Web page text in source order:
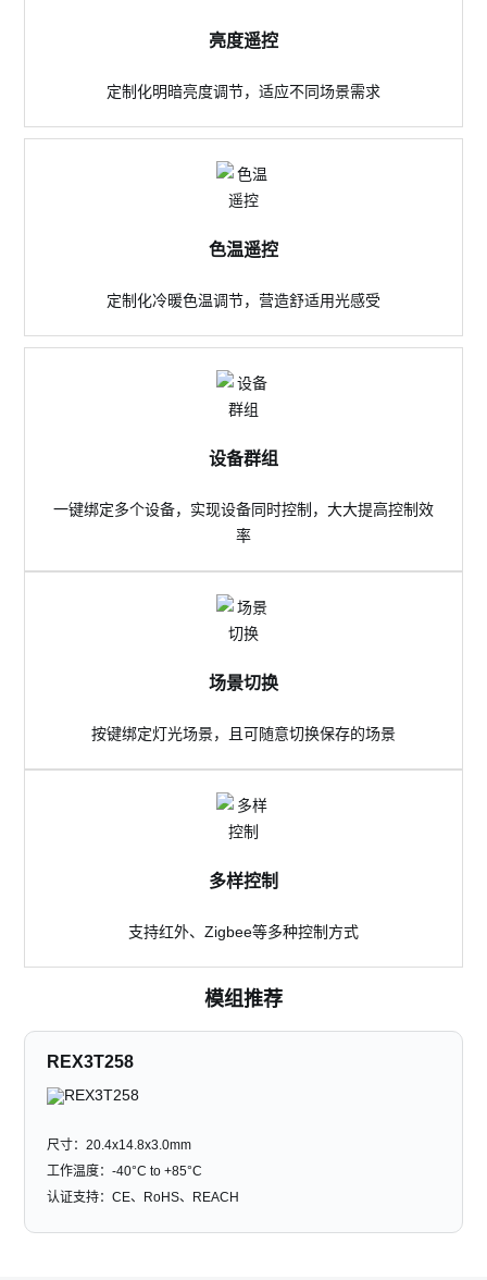
亮度遥控
定制化明暗亮度调节，适应不同场景需求
色温遥控
定制化冷暖色温调节，营造舒适用光感受
设备群组
一键绑定多个设备，实现设备同时控制，大大提高控制效
率
场景切换
按键绑定灯光场景，且可随意切换保存的场景
多样控制
支持红外、Zigbee等多种控制方式
模组推荐
REX3T258
尺寸：20.4x14.8x3.0mm
工作温度：-40°C to +85°C
认证支持：CE、RoHS、REACH